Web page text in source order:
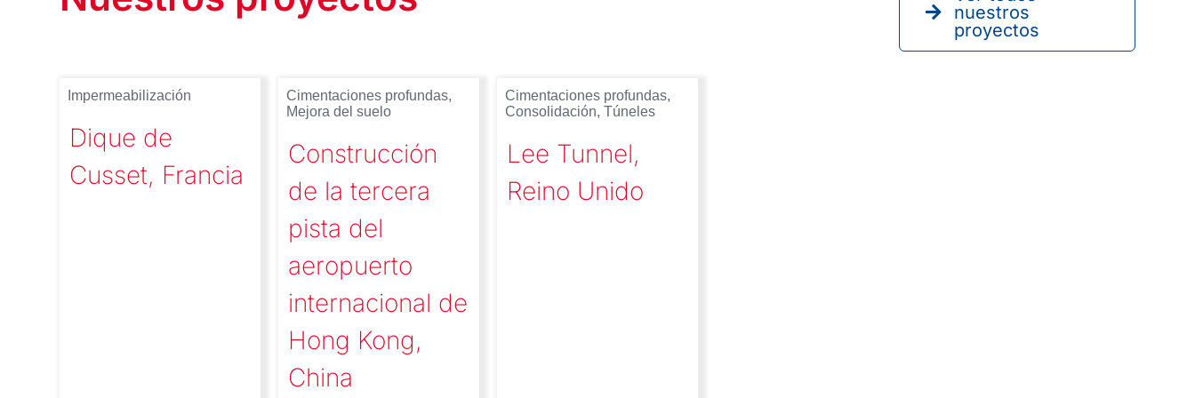
nuestros
proyectos
Impermeabilización
Dique de
Cusset, Francia
Cimentaciones profundas,
Mejora del suelo
Construcción
de la tercera
pista del
aeropuerto
internacional de
Hong Kong,
China
Cimentaciones profundas,
Consolidación, Túneles
Lee Tunnel,
Reino Unido